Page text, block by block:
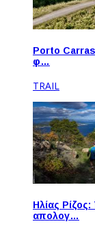
Porto Carras
φ…
TRAIL
Ηλίας
απολογ…